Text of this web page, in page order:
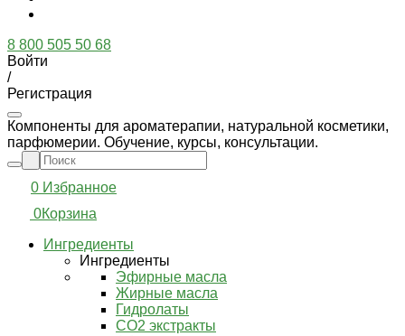
8 800 505 50 68
Войти
/
Регистрация
Компоненты для ароматерапии, натуральной косметики,
парфюмерии. Обучение, курсы, консультации.
0 Избранное
0Корзина
Ингредиенты
Ингредиенты
Эфирные масла
Жирные масла
Гидролаты
СО2 экстракты